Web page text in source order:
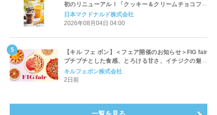
初のリニューアル！「クッキー＆クリームチョコフラ
ッペ」「マンゴースムージー」8月5日（水）から販売
開始
日本マクドナルド株式会社
2026年08月04日 04:00
【キル フェ ボン】＜フェア開催のお知らせ＞FIG fair
プチプチとした食感、とろける甘さ、イチジクの魅力
をたっぷりと。新作を含め、イチジク尽くしの全4種が
登場8月20日（木）スタート
キルフェボン株式会社
2日前